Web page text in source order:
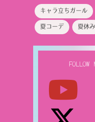
キャラ立ちガール
夏コーデ 夏休み